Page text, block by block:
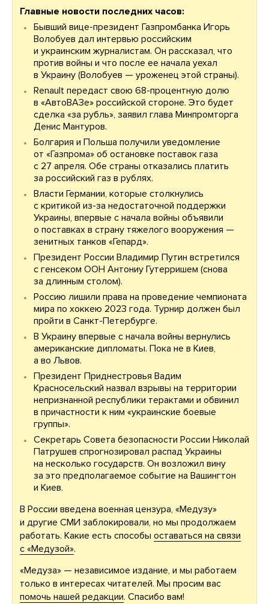
Главные новости последних часов:
Бывший вице-президент Газпромбанка Игорь
Волобуев дал интервью российским
и украинским журналистам. Он рассказал, что
против войны и что после ее начала уехал
в Украину (Волобуев — уроженец этой страны).
Renault передаст свою 68-процентную долю
в «АвтоВАЗе» российской стороне. Это будет
сделка «за рубль», заявил глава Минпромторга
Денис Мантуров.
Болгария и Польша получили уведомление
от «Газпрома» об остановке поставок газа
с 27 апреля. Обе страны отказались платить
за российский газ в рублях.
Власти Германии, которые столкнулись
с критикой из-за недостаточной поддержки
Украины, впервые c начала войны объявили
о поставках в страну тяжелого вооружения —
зенитных танков «Гепард».
Президент России Владимир Путин встретился
с генсеком ООН Антониу Гутерришем (снова
за длинным столом).
Россию лишили права на проведение чемпионата
мира по хоккею 2023 года. Турнир должен был
пройти в Санкт-Петербурге.
В Украину впервые с начала войны вернулись
американские дипломаты. Пока не в Киев,
а во Львов.
Президент Приднестровья Вадим
Красносельский назвал взрывы на территории
непризнанной республики терактами и обвинил
в причастности к ним «украинские боевые
группы».
Секретарь Совета безопасности России Николай
Патрушев спрогнозировал распад Украины
на несколько государств. Он возложил вину
за это предполагаемое событие на Вашингтон
и Киев.
В России введена военная цензура, «Медузу»
и другие СМИ заблокировали, но мы продолжаем
работать. Какие есть способы оставаться на связи
с «Медузой».
«Медуза» — независимое издание, и мы работаем
только в интересах читателей. Мы просим вас
помочь нашей редакции. Спасибо вам!